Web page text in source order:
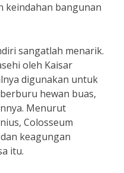
keindahan bangunan
sangatlah menarik.
oleh Kaisar
digunakan untuk
hewan buas,
Menurut
Colosseum
keagungan
itu.